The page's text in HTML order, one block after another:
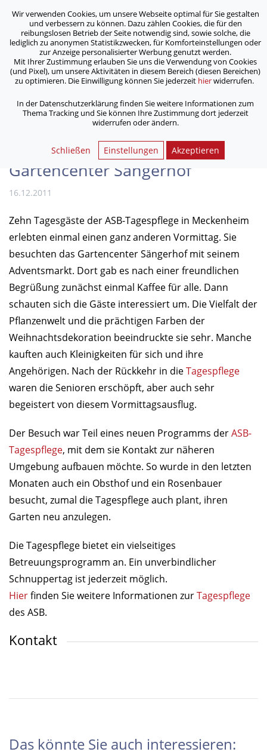
ASB Bonn/Rhein-Sieg/Eifel e.V.
bewegt Menschen
Home / Archiv /
Gäste der ASB-Tages­pflege in Meckenheim zu Besuch im
Meckenheim zu Besuch im
Gartencenter Sängerhof
16.12.2011
Zehn Tagesgäste der ASB-Tagespflege in Meckenheim
erlebten einmal einen ganz anderen Vormittag. Sie
besuchten das Gartencenter Sängerhof mit seinem
Adventsmarkt. Dort gab es nach einer freundlichen
Begrüßung zunächst einmal Kaffee für alle. Dann
schauten sich die Gäste interessiert um. Die Vielfalt der
Pflanzenwelt und die prächtigen Farben der
Weihnachtsdekoration beeindruckte sie sehr. Manche
kauften auch Kleinigkeiten für sich und ihre
Angehörigen. Nach der Rückkehr in dieTagespflege
waren die Senioren erschöpft, aber auch sehr
begeistert von diesem Vormittagsausflug.
Der Besuch war Teil eines neuen Programms derASB-
Tagespflege, mit dem sie Kontakt zur näheren
Umgebung aufbauen möchte. So wurde in den letzten
Monaten auch ein Obsthof und ein Rosenbauer
besucht, zumal die Tagespflege auch plant, ihren
Garten neu anzulegen.
Die Tagespflege bietet ein vielseitiges
Betreuungsprogramm an. Ein unverbindlicher
Schnuppertag ist jederzeit möglich.
Hierfinden Sie weitere Informationen zurTagespflege
des ASB.
Kontakt
Das könnte Sie auch interessieren:
Wir verwenden Cookies, um unsere Webseite optimal für Sie gestalten
und verbessern zu können. Dazu zählen Cookies, die für den
reibungslosen Betrieb der Seite notwendig sind, sowie solche, die
lediglich zu anonymen Statistikzwecken, für Komforteinstellungen oder
zur Anzeige personalisierter Werbung genutzt werden.
Mit Ihrer Zustimmung erlauben Sie uns die Verwendung von Cookies
(und Pixel), um unsere Aktivitäten in diesem Bereich (diesen Bereichen)
zu optimieren. Die Einwilligung können Sie jederzeit hierwiderrufen.
In der Datenschutzerklärung finden Sie weitere Informationen zum
Thema Tracking und Sie können Ihre Zustimmung dort jederzeit
widerrufen oder ändern.
Schließen Einstellungen Akzeptieren